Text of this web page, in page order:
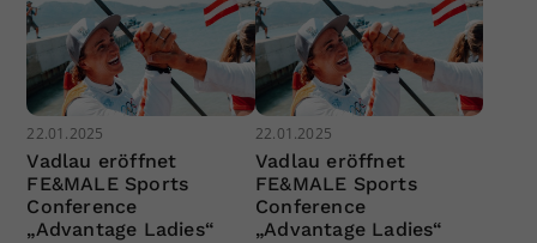
22.01.2025
Vadlau eröffnet
FE&MALE Sports
Conference
„Advantage Ladies“
22.01.2025
Vadlau eröffnet
FE&MALE Sports
Conference
„Advantage Ladies“